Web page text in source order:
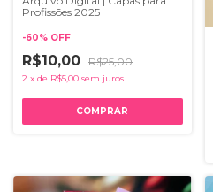
Profissões 2025
-60% OFF
R$10,00 R$25,00
2 x de R$5,00 sem juros